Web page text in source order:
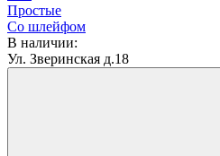
Простые
Со шлейфом
В наличии:
Ул. Зверинская д.18